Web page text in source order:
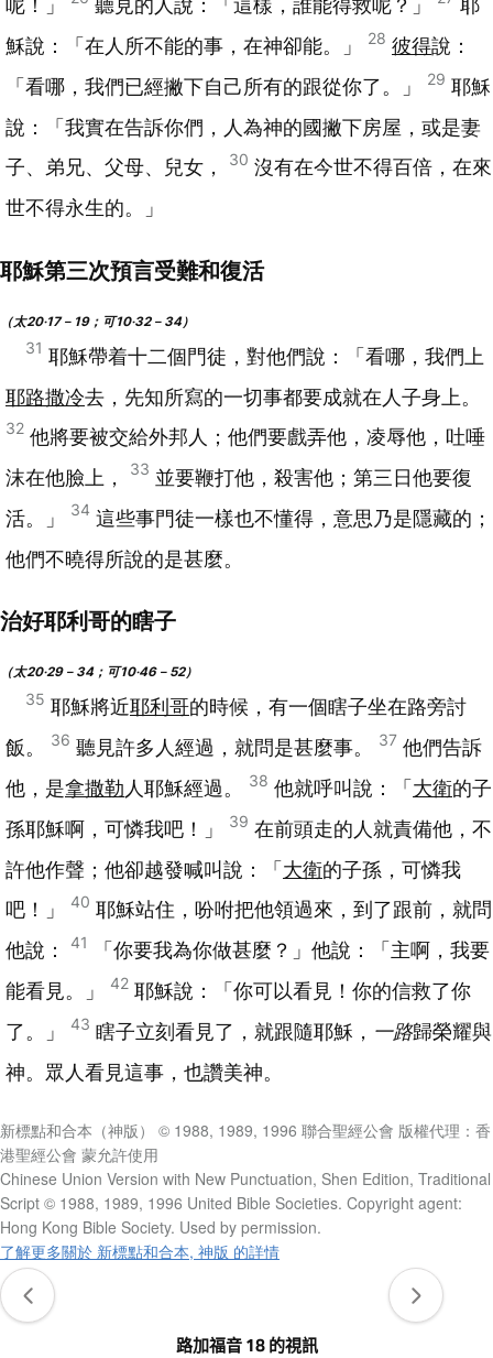
呢！」 聽見的人說：「這樣，誰能得救呢？」
耶
穌說：「在人所不能的事，在神卻能。」
28 彼得說：
「看哪，我們已經撇下自己所有的跟從你了。」
29 耶穌
說：「我實在告訴你們，人為神的國撇下房屋，或是妻
子、弟兄、父母、兒女，
30 沒有在今世不得百倍，在來
世不得永生的。」
耶穌第三次預言受難和復活
（太20‧17－19；可10‧32－34）
31 耶穌帶着十二個門徒，對他們說：「看哪，我們上
耶路撒冷去，先知所寫的一切事都要成就在人子身上。
32 他將要被交給外邦人；他們要戲弄他，凌辱他，吐唾
沫在他臉上，
33 並要鞭打他，殺害他；第三日他要復
活。」
34 這些事門徒一樣也不懂得，意思乃是隱藏的；
他們不曉得所說的是甚麼。
治好耶利哥的瞎子
（太20‧29－34；可10‧46－52）
35 耶穌將近耶利哥的時候，有一個瞎子坐在路旁討
飯。
36 聽見許多人經過，就問是甚麼事。 37 他們告訴
他，是拿撒勒人耶穌經過。 38 他就呼叫說：「 大衛的子
孫耶穌啊，可憐我吧！」
39 在前頭走的人就責備他，不
許他作聲；他卻越發喊叫說：「 大衛的子孫，可憐我
吧！」
40 耶穌站住，吩咐把他領過來，到了跟前，就問
他說：
41
「你要我為你做甚麼？」他說：「主啊，我要
能看見。」
42 耶穌說：「你可以看見！你的信救了你
了。」
43 瞎子立刻看見了，就跟隨耶穌， 一路歸榮耀與
神。眾人看見這事，也讚美神。
新標點和合本（神版） © 1988, 1989, 1996 聯合聖經公會 版權代理：香
港聖經公會 蒙允許使用
Chinese Union Version with New Punctuation, Shen Edition, Traditional
Script © 1988, 1989, 1996 United Bible Societies. Copyright agent:
Hong Kong Bible Society. Used by permission.
了解更多關於 新標點和合本, 神版 的詳情
路加福音 18 的視訊